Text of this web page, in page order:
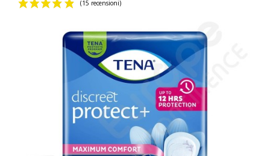
(15 recensioni)